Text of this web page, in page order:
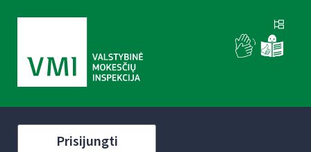
Prisijungti